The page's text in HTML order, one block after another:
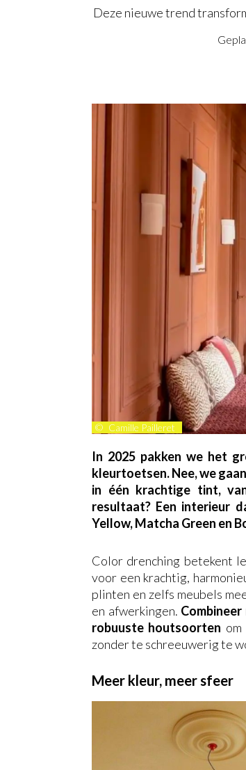
Deze nieuwe trend
© Camille Pailleret
In 2025 pakken we het
kleurtoetsen. Nee, we
in één krachtige tint,
resultaat? Een interieur
Yellow, Matcha Green en
Color drenching betekent
voor een krachtig,
plinten en zelfs meubels
en afwerkingen.
robuuste houtsoorten
zonder te schreeuwerig te
Meer kleur, meer sfeer